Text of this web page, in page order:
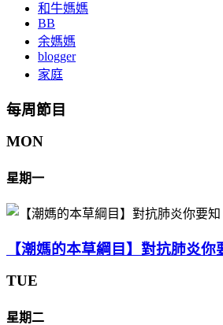
和牛媽媽
BB
余媽媽
blogger
家庭
每周節目
MON
星期一
【潮媽的本草綱目】對抗肺炎你
TUE
星期二